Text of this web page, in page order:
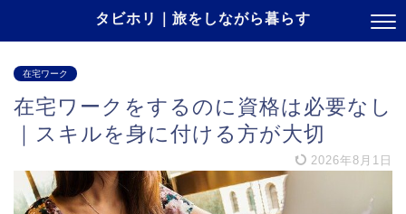
タビホリ｜旅をしながら暮らす
在宅ワーク
在宅ワークをするのに資格は必要なし
｜スキルを身に付ける方が大切
2026年8月1日